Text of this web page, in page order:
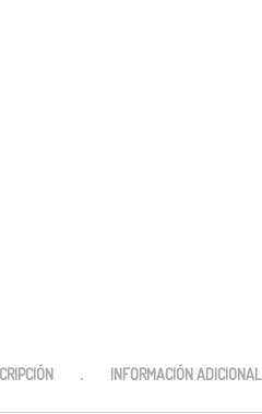
INFORMACIÓN ADICIONAL